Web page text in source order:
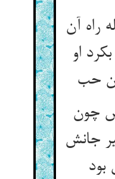
راه آن
او
چون
جانش